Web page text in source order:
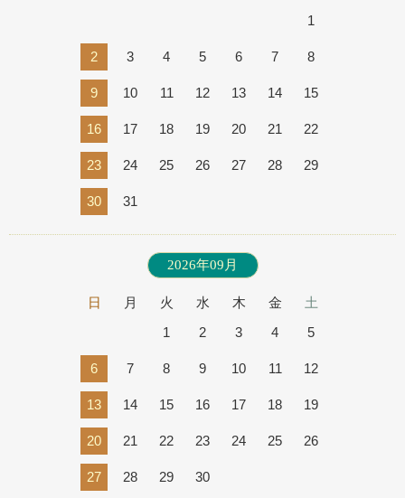
1
2 3 4 5 6 7 8
9 10 11 12 13 14 15
16 17 18 19 20 21 22
23 24 25 26 27 28 29
30 31
2026年09月
日 月 火 水 木 金
土
1
2 3 4 5
6 7 8 9 10 11 12
13 14 15 16 17 18 19
20 21 22 23 24 25 26
27 28 29 30